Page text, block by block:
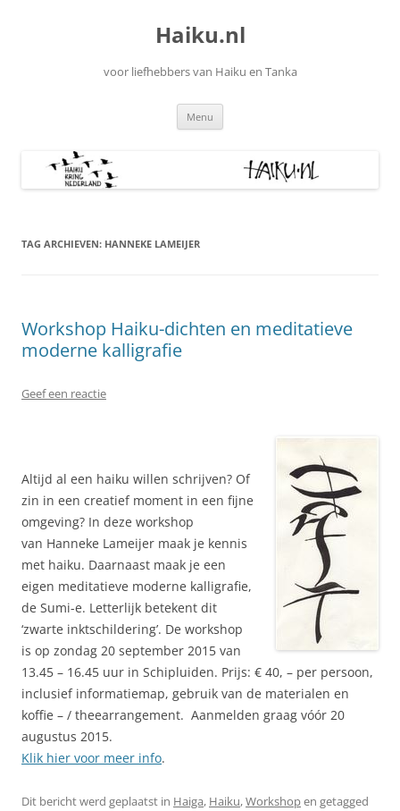
Haiku.nl
voor liefhebbers van Haiku en Tanka
Menu
TAG ARCHIEVEN: HANNEKE LAMEIJER
Workshop Haiku-dichten en meditatieve
moderne kalligrafie
Geef een reactie
Altijd al een haiku willen schrijven? Of
zin in een creatief moment in een fijne
omgeving? In deze workshop
van Hanneke Lameijer maak je kennis
met haiku. Daarnaast maak je een
eigen meditatieve moderne kalligrafie,
de Sumi-e. Letterlijk betekent dit
‘zwarte inktschildering’. De workshop
is op zondag 20 september 2015 van
13.45 – 16.45 uur in Schipluiden. Prijs: € 40, – per persoon,
inclusief informatiemap, gebruik van de materialen en
koffie – / theearrangement. Aanmelden graag vóór 20
augustus 2015.
Klik hier voor meer info.
Dit bericht werd geplaatst in Haiga, Haiku,Workshopen getagged